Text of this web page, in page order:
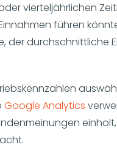
vierteljährlichen
führen
der durchschnittliche
Google Analytics